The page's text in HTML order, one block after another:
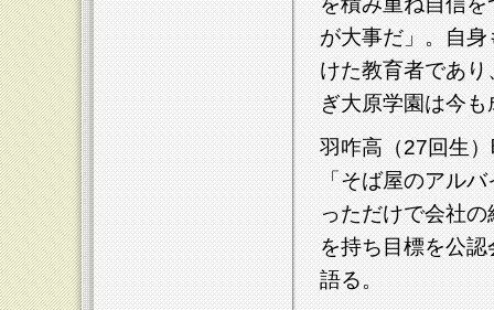
が大事だ」。自
けた教育者であ
ぎ大原学園は今
羽咋高（27回生
「そば屋のアル
っただけで会社
を持ち目標を公
語る。